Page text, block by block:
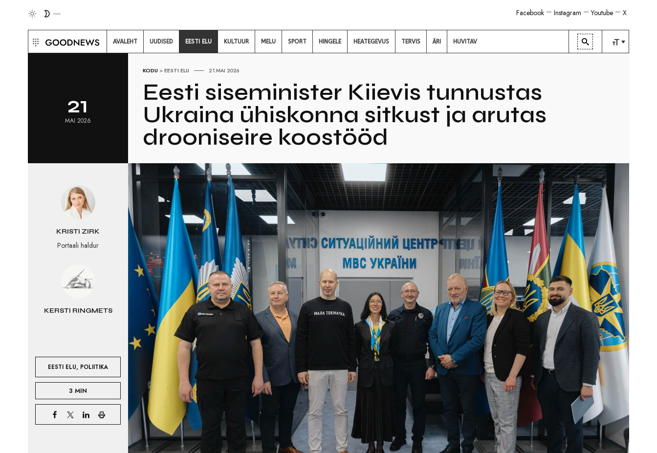
X
Youtube
Instagram
Facebook
AVALEHT UUDISED EESTI ELU KULTUUR MELU SPORT HINGELE HEATEGEVUS TERVIS ÄRI HUVITAV
21
MAI 2026
KODU >EESTI ELU 21.MAI 2026
Eesti siseminister Kiievis tunnustas
Ukraina ühiskonna sitkust ja arutas
drooniseire koostööd
KRISTI ZIRK
Portaali haldur
KERSTI RINGMETS
EESTI ELU, POLIITIKA
3 MIN